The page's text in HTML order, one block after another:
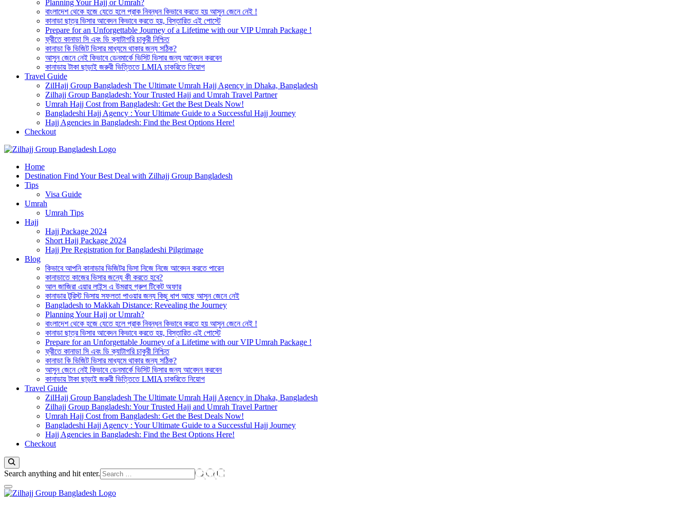
Planning Your Hajj or Umrah?
বাংলাদেশ থেকে হজে যেতে হলে প্রাক নিবন্ধন কিভাবে করতে হয় আসুন জেনে নেই !
কানাডা ছাত্র ভিসার আবেদন কিভাবে করতে হয়, বিস্তারিত এই পোস্টে
Prepare for an Unforgettable Journey of a Lifetime with our VIP Umrah Package !
ফ্রীতে কানাডা সি এবং ডি ক্যাটাগরি চাকুরী নিশ্চিত
কানাডা কি ভিজিট ভিসার মাধ্যমে থাকার জন্য সঠিক?
আসুন জেনে নেই কিভাবে ডেনমার্কে ভিসিট ভিসার জন্য আবেদন করবেন
কানাডায় টাকা ছাড়াই জরুরী ভিত্তিতে LMIA চাকরিতে নিয়োগ
Travel Guide
ZilHajj Group Bangladesh The Ultimate Umrah Hajj Agency in Dhaka, Bangladesh
Zilhajj Group Bangladesh: Your Trusted Hajj and Umrah Travel Partner
Umrah Hajj Cost from Bangladesh: Get the Best Deals Now!
Bangladeshi Hajj Agency : Your Ultimate Guide to a Successful Hajj Journey
Hajj Agencies in Bangladesh: Find the Best Options Here!
Checkout
জিলহজ্জ গ্রুপ বাংলাদেশ
Best Hajj Umrah Travel Tour Agent in Bangladesh
Home
Destination Find Your Best Deal with Zilhajj Group Bangladesh
Tips
Visa Guide
Umrah
Umrah Tips
Hajj
Hajj Package 2024
Short Hajj Package 2024
Hajj Pre Registration for Bangladeshi Pilgrimage
Blog
কিভাবে আপনি কানাডার ভিজিটর ভিসা নিজে নিজে আবেদন করতে পারেন
কানাডাতে কাজের ভিসার জন্যে কী করতে হবে?
আল জাজিরা এয়ার লাইন্স এ উমরাহ গ্রুপ টিকেট অফার
কানাডার টুরিস্ট ভিসায় সফলতা পাওয়ার জন্য কিছু ধাপ আছে আসুন জেনে নেই
Bangladesh to Makkah Distance: Revealing the Journey
Planning Your Hajj or Umrah?
বাংলাদেশ থেকে হজে যেতে হলে প্রাক নিবন্ধন কিভাবে করতে হয় আসুন জেনে নেই !
কানাডা ছাত্র ভিসার আবেদন কিভাবে করতে হয়, বিস্তারিত এই পোস্টে
Prepare for an Unforgettable Journey of a Lifetime with our VIP Umrah Package !
ফ্রীতে কানাডা সি এবং ডি ক্যাটাগরি চাকুরী নিশ্চিত
কানাডা কি ভিজিট ভিসার মাধ্যমে থাকার জন্য সঠিক?
আসুন জেনে নেই কিভাবে ডেনমার্কে ভিসিট ভিসার জন্য আবেদন করবেন
কানাডায় টাকা ছাড়াই জরুরী ভিত্তিতে LMIA চাকরিতে নিয়োগ
Travel Guide
ZilHajj Group Bangladesh The Ultimate Umrah Hajj Agency in Dhaka, Bangladesh
Zilhajj Group Bangladesh: Your Trusted Hajj and Umrah Travel Partner
Umrah Hajj Cost from Bangladesh: Get the Best Deals Now!
Bangladeshi Hajj Agency : Your Ultimate Guide to a Successful Hajj Journey
Hajj Agencies in Bangladesh: Find the Best Options Here!
Checkout
Looking
Something?
Search anything and hit enter.